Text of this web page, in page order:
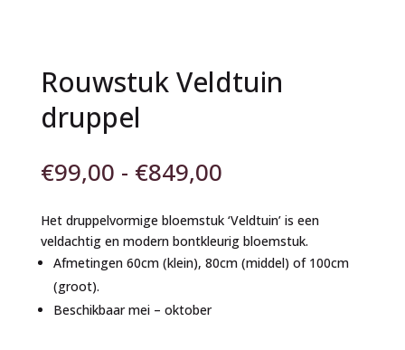
Rouwstuk Veldtuin
druppel
€99,00 - €849,00Prijsklasse:
tot
€849,00
Het druppelvormige bloemstuk ‘Veldtuin’ is een
veldachtig en modern bontkleurig bloemstuk.
Afmetingen 60cm (klein), 80cm (middel) of 100cm
(groot).
Beschikbaar mei – oktober